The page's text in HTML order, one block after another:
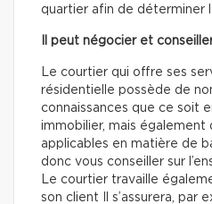
quartier afin de déterminer
Il peut négocier et
Le courtier qui offre ses
résidentielle possède de
connaissances que ce soit
immobilier, mais également
applicables en matière de
donc vous conseiller sur
Le courtier travaille
son client Il s’assurera, par